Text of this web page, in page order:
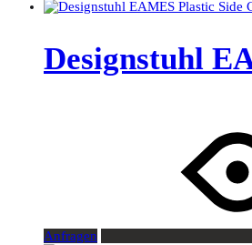
Designstuhl
Anfragen